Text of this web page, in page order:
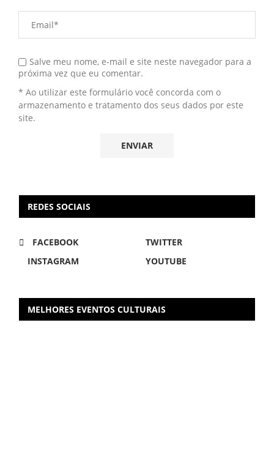
Salve meu nome, e-mail e site neste navegador para a
próxima vez que eu comentar.
* Ao utilizar este formulário você concorda com o
armazenamento e tratamento dos seus dados por este
site.
REDES SOCIAIS
FACEBOOK
TWITTER
INSTAGRAM
YOUTUBE
MELHORES EVENTOS CULTURAIS